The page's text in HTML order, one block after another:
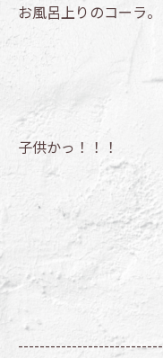
お風呂上りのコーラ。
子供かっ！！！